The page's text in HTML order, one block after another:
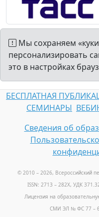
Мы сохраняем
персонализировать
это в настройках
БЕСПЛАТНАЯ
СЕМИНАРЫ
Сведения об
© 2010 – 2026, Всероссийский
ISSN: 2713 – 282X, УДК
Лицензия на
СМИ ЭЛ № ФС 77 –